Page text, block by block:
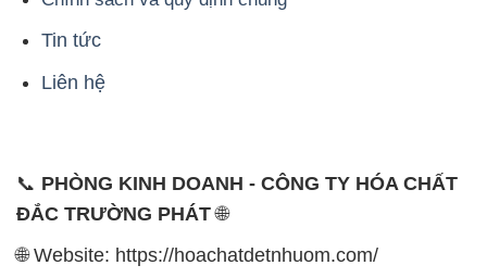
Tin tức
Liên hệ
📞 PHÒNG KINH DOANH - CÔNG TY HÓA CHẤT
ĐẮC TRƯỜNG PHÁT🌐
🌐 Website: https://hoachatdetnhuom.com/